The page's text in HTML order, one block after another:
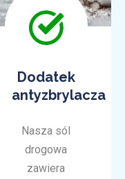
Dodatek
antyzbrylacza
Nasza sól
drogowa
zawiera